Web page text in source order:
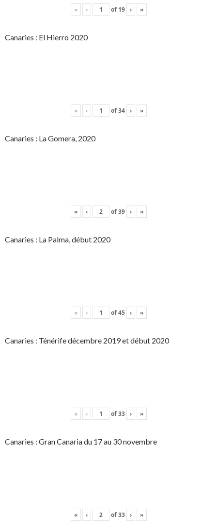
« ‹ of 19 › »
Canaries : El Hierro 2020
« ‹ of34 › »
Canaries : La Gomera, 2020
« ‹ of39 › »
Canaries : La Palma, début 2020
« ‹ of45 › »
Canaries : Ténérife décembre 2019 et début 2020
« ‹ of33 › »
Canaries : Gran Canaria du 17 au 30 novembre
« ‹ of33 › »